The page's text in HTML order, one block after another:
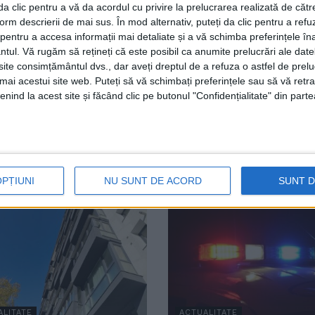
clic pentru a vă da acordul cu privire la prelucrarea realizată de
descrierii de mai sus. În mod alternativ, puteți da clic pentru a
a accesa informații mai detaliate și a vă schimba preferințele
Vă rugăm să rețineți că este posibil ca anumite prelucrări ale
consimțământul dvs., dar aveți dreptul de a refuza o astfel de
acestui site web. Puteți să vă schimbați preferințele sau să vă
la acest site și făcând clic pe butonul "Confidențialitate" din
NU SUNT DE ACORD SUNT
al aeroportului condus de Ioan Măriuța se arată
a vizibilităţii, o aeronavă a companiei Wizz Air a
orele 19:55, zbor care va avea la bord un număr de
să se îmbunătăţească şi să ducă la o reluare a
ACTUALITATE